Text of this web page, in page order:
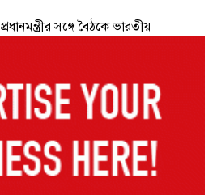
প্রধানমন্ত্রীর সঙ্গে বৈঠকে ভারতীয়
২৯ কারিগরি শিক্ষাপ্রতিষ্ঠানের কোনো